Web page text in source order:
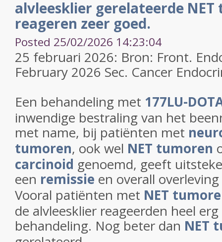
alvleesklier gerelateerde
reageren zeer goed.
Posted 25/02/2026 14:23:04
25 februari 2026: Bron: Front.
February 2026 Sec. Cancer
Een behandeling met 177LU-
inwendige bestraling van het
met name, bij patiënten met
tumoren, ook wel NET tumoren
carcinoid genoemd, geeft
een remissie en overall
Vooral patiënten met NET
de alvleesklier reageerden heel
behandeling. Nog beter dan NET